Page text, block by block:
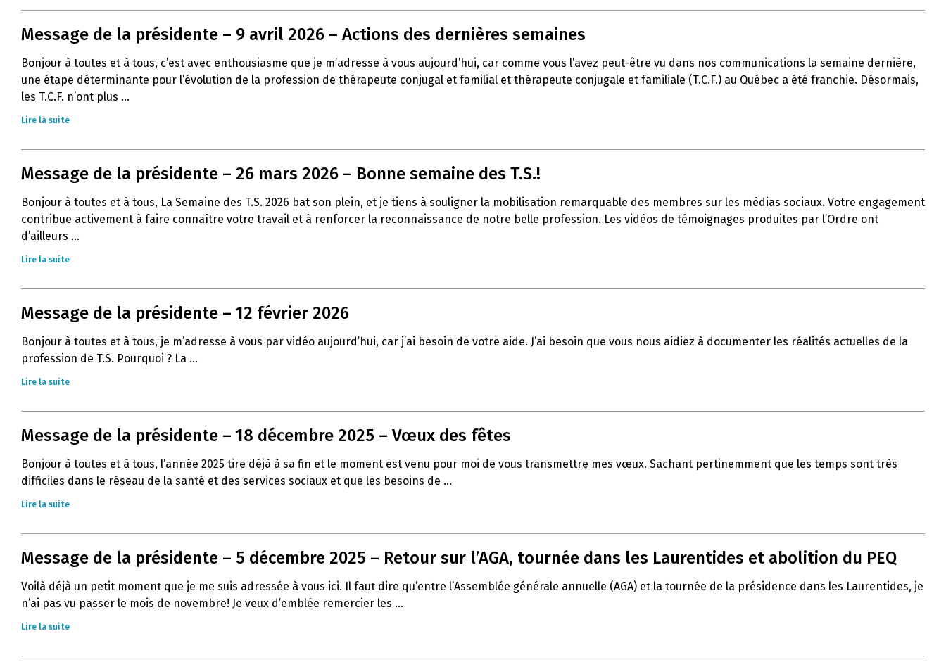
Message de la présidente – 9 avril 2026 – Actions des dernières semaines
Bonjour à toutes et à tous, c’est avec enthousiasme que je m’adresse à vous aujourd’hui, car comme vous l’avez peut-être vu dans nos communications la semaine dernière,
une étape déterminante pour l’évolution de la profession de thérapeute conjugal et familial et thérapeute conjugale et familiale (T.C.F.) au Québec a été franchie. Désormais,
les T.C.F. n’ont plus ...
Lire la suite
Message de la présidente – 26 mars 2026 – Bonne semaine des T.S.!
Bonjour à toutes et à tous, La Semaine des T.S. 2026 bat son plein, et je tiens à souligner la mobilisation remarquable des membres sur les médias sociaux. Votre engagement
contribue activement à faire connaître votre travail et à renforcer la reconnaissance de notre belle profession. Les vidéos de témoignages produites par l’Ordre ont
d’ailleurs ...
Lire la suite
Message de la présidente – 12 février 2026
Bonjour à toutes et à tous, je m’adresse à vous par vidéo aujourd’hui, car j’ai besoin de votre aide. J’ai besoin que vous nous aidiez à documenter les réalités actuelles de la
profession de T.S. Pourquoi ? La ...
Lire la suite
Message de la présidente – 18 décembre 2025 – Vœux des fêtes
Bonjour à toutes et à tous, l’année 2025 tire déjà à sa fin et le moment est venu pour moi de vous transmettre mes vœux. Sachant pertinemment que les temps sont très
difficiles dans le réseau de la santé et des services sociaux et que les besoins de ...
Lire la suite
Message de la présidente – 5 décembre 2025 – Retour sur l’AGA, tournée dans les Laurentides et abolition du PEQ
Voilà déjà un petit moment que je me suis adressée à vous ici. Il faut dire qu’entre l’Assemblée générale annuelle (AGA) et la tournée de la présidence dans les Laurentides, je
n’ai pas vu passer le mois de novembre! Je veux d’emblée remercier les ...
Lire la suite